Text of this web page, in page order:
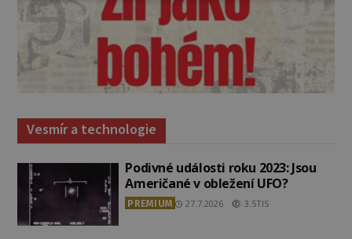
Vesmír a technologie
Podivné události roku 2023: Jsou
Američané v obležení UFO?
PREMIUM 27.7.2026 3.5TIS